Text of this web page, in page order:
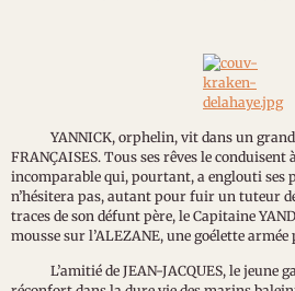
YANNICK, orphelin, vit dans un grand
FRANÇAISES. Tous ses rêves le conduisent
incomparable qui, pourtant, a englouti ses
n’hésitera pas, autant pour fuir un tuteur
traces de son défunt père, le Capitaine
mousse sur l’ALEZANE, une goélette
L’amitié de JEAN-JACQUES, le jeune